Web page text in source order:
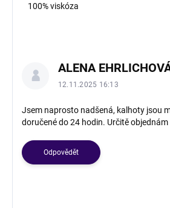
100% viskóza
ALENA
12.11.2025 16:13
Jsem naprosto nadšená, kalhoty jsou
doručené do 24 hodin. Určitě objednám
Odpovědět